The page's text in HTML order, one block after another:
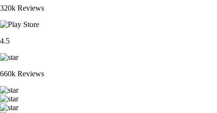
320k Reviews
4.5
660k Reviews